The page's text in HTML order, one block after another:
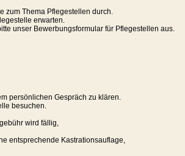
zum Thema Pflegestellen durch.
erwarten.
unser Bewerbungsformular für Pflegestellen aus.
persönlichen Gespräch zu klären.
besuchen.
wird fällig,
entsprechende Kastrationsauflage,